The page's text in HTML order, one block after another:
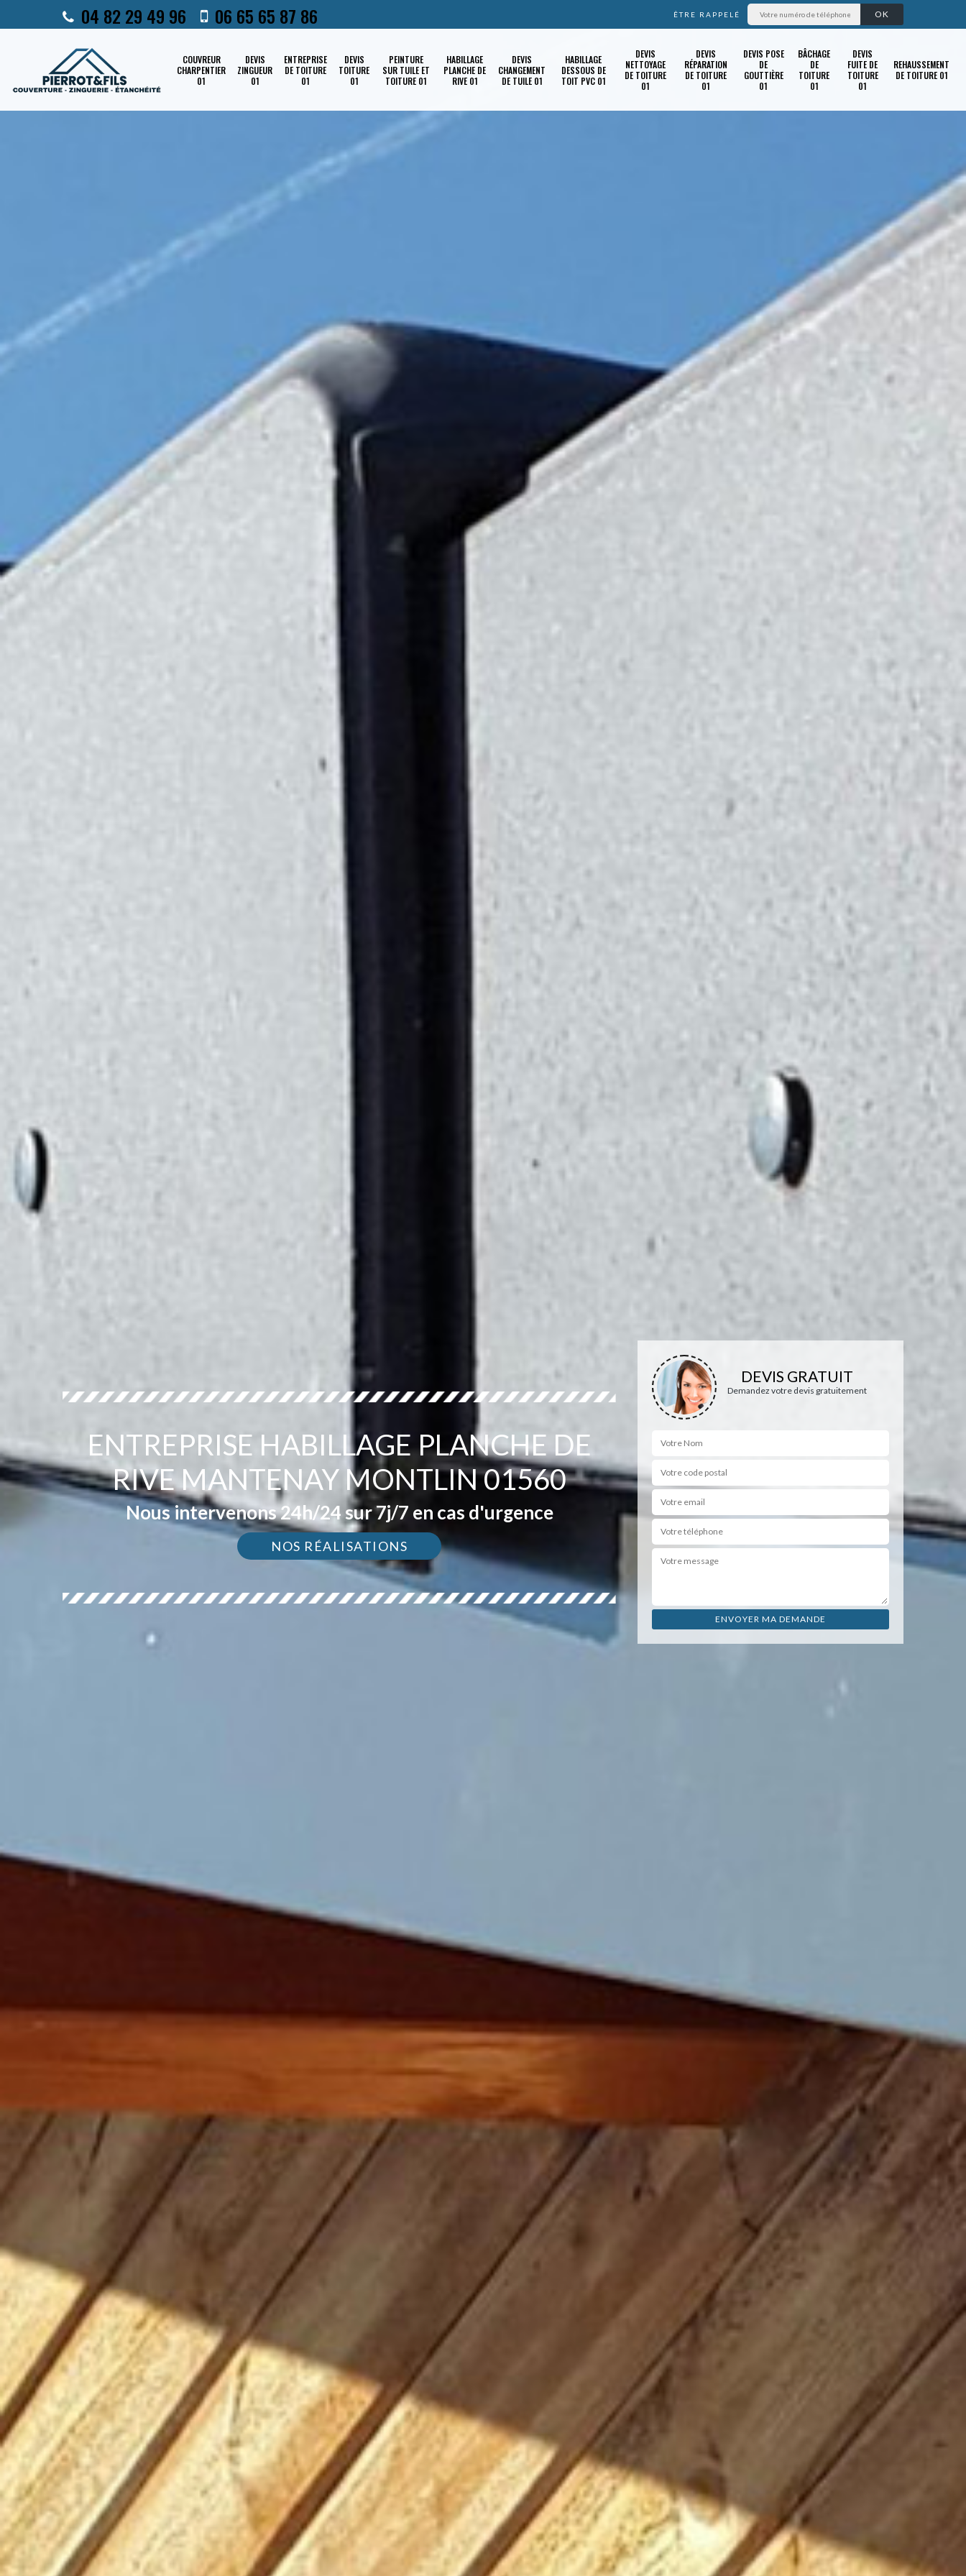
04 82 29 49 96 06 65 65 87 86 ÊTRE RAPPELÉ
COUVREUR
CHARPENTIER
01
DEVIS
ZINGUEUR
01
ENTREPRISE
DE TOITURE
01
DEVIS
TOITURE
01
PEINTURE
SUR TUILE ET
TOITURE 01
HABILLAGE
PLANCHE DE
RIVE 01
DEVIS
CHANGEMENT
DE TUILE 01
HABILLAGE
DESSOUS DE
TOIT PVC 01
DEVIS
NETTOYAGE
DE TOITURE
01
DEVIS
RÉPARATION
DE TOITURE
01
DEVIS POSE
DE
GOUTTIÈRE
01
BÂCHAGE
DE
TOITURE
01
DEVIS
FUITE DE
TOITURE
01
REHAUSSEMENT
DE TOITURE 01
ENTREPRISE HABILLAGE PLANCHE DE
RIVE MANTENAY MONTLIN 01560
Nous intervenons 24h/24 sur 7j/7 en cas d'urgence
NOS RÉALISATIONS
DEVIS GRATUIT
Demandez votre devis gratuitement